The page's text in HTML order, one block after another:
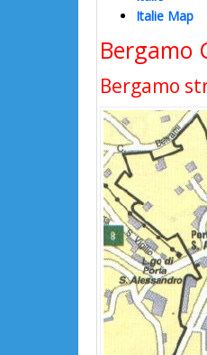
Italie Map
Bergamo
Bergamo